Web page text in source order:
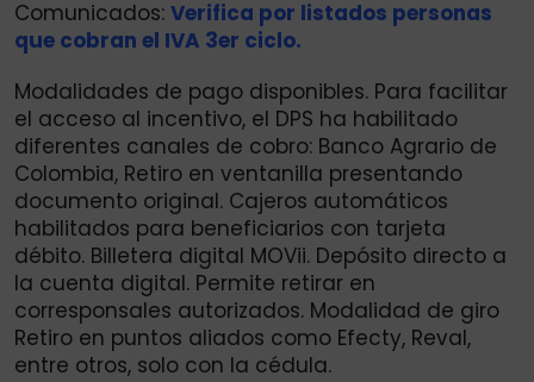
Comunicados: Verifica por listados personas
que cobran el IVA 3er ciclo.
Modalidades de pago disponibles. Para facilitar
el acceso al incentivo, el DPS ha habilitado
diferentes canales de cobro: Banco Agrario de
Colombia, Retiro en ventanilla presentando
documento original. Cajeros automáticos
habilitados para beneficiarios con tarjeta
débito. Billetera digital MOVii. Depósito directo a
la cuenta digital. Permite retirar en
corresponsales autorizados. Modalidad de giro
Retiro en puntos aliados como Efecty, Reval,
entre otros, solo con la cédula.